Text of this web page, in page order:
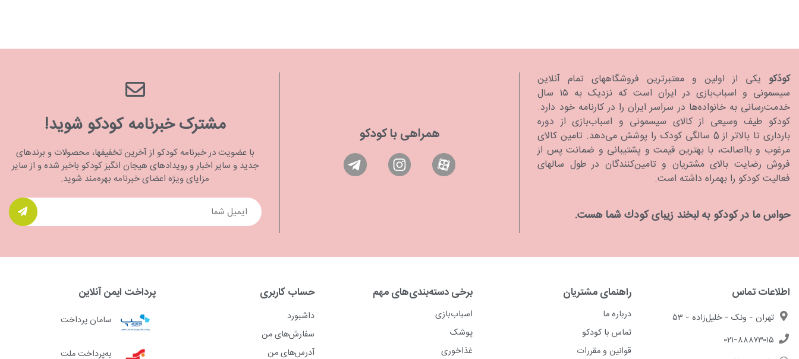
کودَکو یکی از اولین و معتبرترین فروشگاههای تمام آنلاین
سیسمونی و اسباب‌بازی در ایران است که نزدیک به ۱۵ سال
خدمت‌رسانی به خانواده‌ها در سراسر ایران را در کارنامه خود دارد.
كودكو طیف وسیعی از کالای سیسمونی و اسباب‌بازی از دوره
بارداری تا بالاتر از 5 سالگی کودک را پوشش می‌دهد. تامین کالای
مرغوب و بااصالت، با بهترین قیمت و پشتیبانی و ضمانت پس از
فروش رضایت بالای مشتریان و تامین‌کنندگان در طول سالهای
فعالیت کودکو را بهمراه داشته است.
حواس ما در كودكو به لبخند زیبای كودك شما هست.
همراهی با کودکو مشترک خبرنامه کودکو شوید!
با عضویت در خبرنامه کودکو از آخرین تخفیفها، محصولات و برندهای
جدید و سایر اخبار و رویدادهای هیجان انگیز کودکو باخبر شده و از سایر
مزایای ویژه اعضای خبرنامه بهره‌مند شوید.
اطلاعات تماس
تهران - ونک - خلیل‌زاده - ۵۳
۰۲۱-۸۸۸۷۳۰۱۵
راهنمای مشتریان
درباره ما
تماس با کودکو
قوانین و مقررات
برخی دسته‌بندی‌های مهم
اسباب‌بازی
پوشک
غذاخوری
حساب کاربری
داشبورد
سفارش‌های من
آدرس‌های من
پرداخت ایمن آنلاین
سامان پرداخت
به‌پرداخت ملت